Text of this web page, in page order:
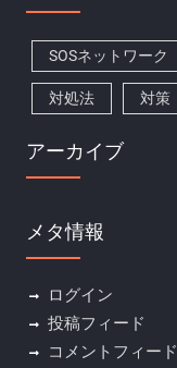
SOSネットワーク
対処法 対策
アーカイブ
メタ情報
ログイン
投稿フィード
コメントフィード